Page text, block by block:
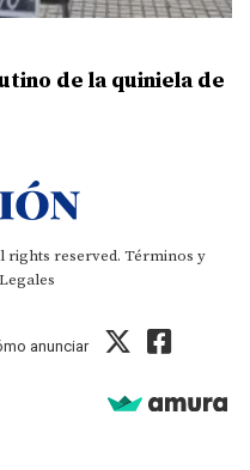
de la quiniela de
rights reserved. Términos y
Legales
anunciar